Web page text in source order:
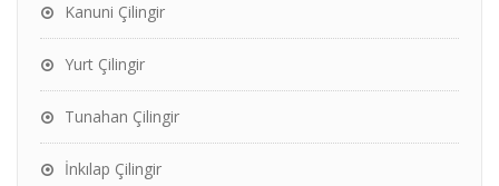
Kanuni Çilingir
Yurt Çilingir
Tunahan Çilingir
İnkılap Çilingir